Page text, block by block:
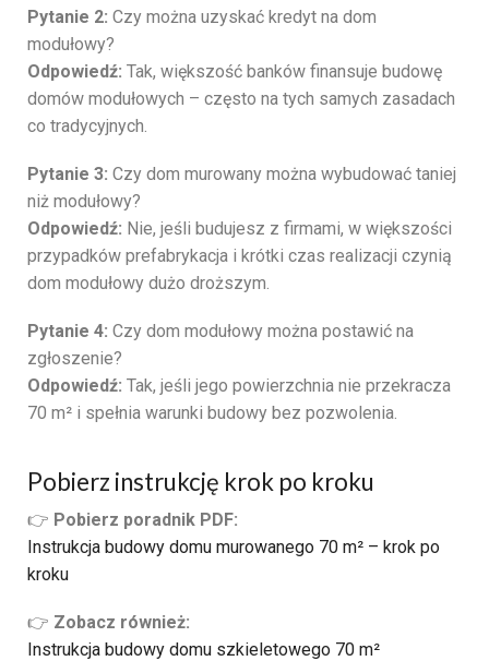
Pytanie 2: Czy można uzyskać kredyt na dom
modułowy?
Odpowiedź: Tak, większość banków finansuje budowę
domów modułowych – często na tych samych zasadach
co tradycyjnych.
Pytanie 3: Czy dom murowany można wybudować taniej
niż modułowy?
Odpowiedź: Nie, jeśli budujesz z firmami, w większości
przypadków prefabrykacja i krótki czas realizacji czynią
dom modułowy dużo droższym.
Pytanie 4: Czy dom modułowy można postawić na
zgłoszenie?
Odpowiedź: Tak, jeśli jego powierzchnia nie przekracza
70 m² i spełnia warunki budowy bez pozwolenia.
Pobierz instrukcję krok po kroku
👉 Pobierz poradnik PDF:
Instrukcja budowy domu murowanego 70 m² – krok po
kroku
👉 Zobacz również:
Instrukcja budowy domu szkieletowego 70 m²